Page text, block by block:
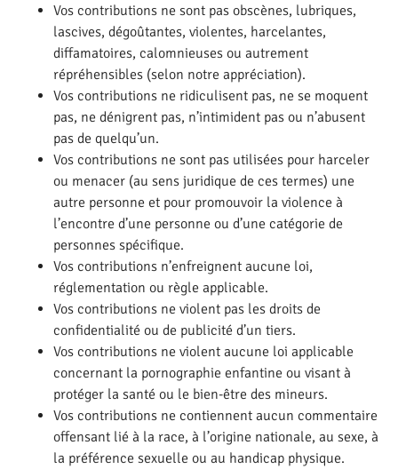
Vos contributions ne sont pas obscènes, lubriques,
lascives, dégoûtantes, violentes, harcelantes,
diffamatoires, calomnieuses ou autrement
répréhensibles (selon notre appréciation).
Vos contributions ne ridiculisent pas, ne se moquent
pas, ne dénigrent pas, n’intimident pas ou n’abusent
pas de quelqu’un.
Vos contributions ne sont pas utilisées pour harceler
ou menacer (au sens juridique de ces termes) une
autre personne et pour promouvoir la violence à
l’encontre d’une personne ou d’une catégorie de
personnes spécifique.
Vos contributions n’enfreignent aucune loi,
réglementation ou règle applicable.
Vos contributions ne violent pas les droits de
confidentialité ou de publicité d’un tiers.
Vos contributions ne violent aucune loi applicable
concernant la pornographie enfantine ou visant à
protéger la santé ou le bien-être des mineurs.
Vos contributions ne contiennent aucun commentaire
offensant lié à la race, à l’origine nationale, au sexe, à
la préférence sexuelle ou au handicap physique.